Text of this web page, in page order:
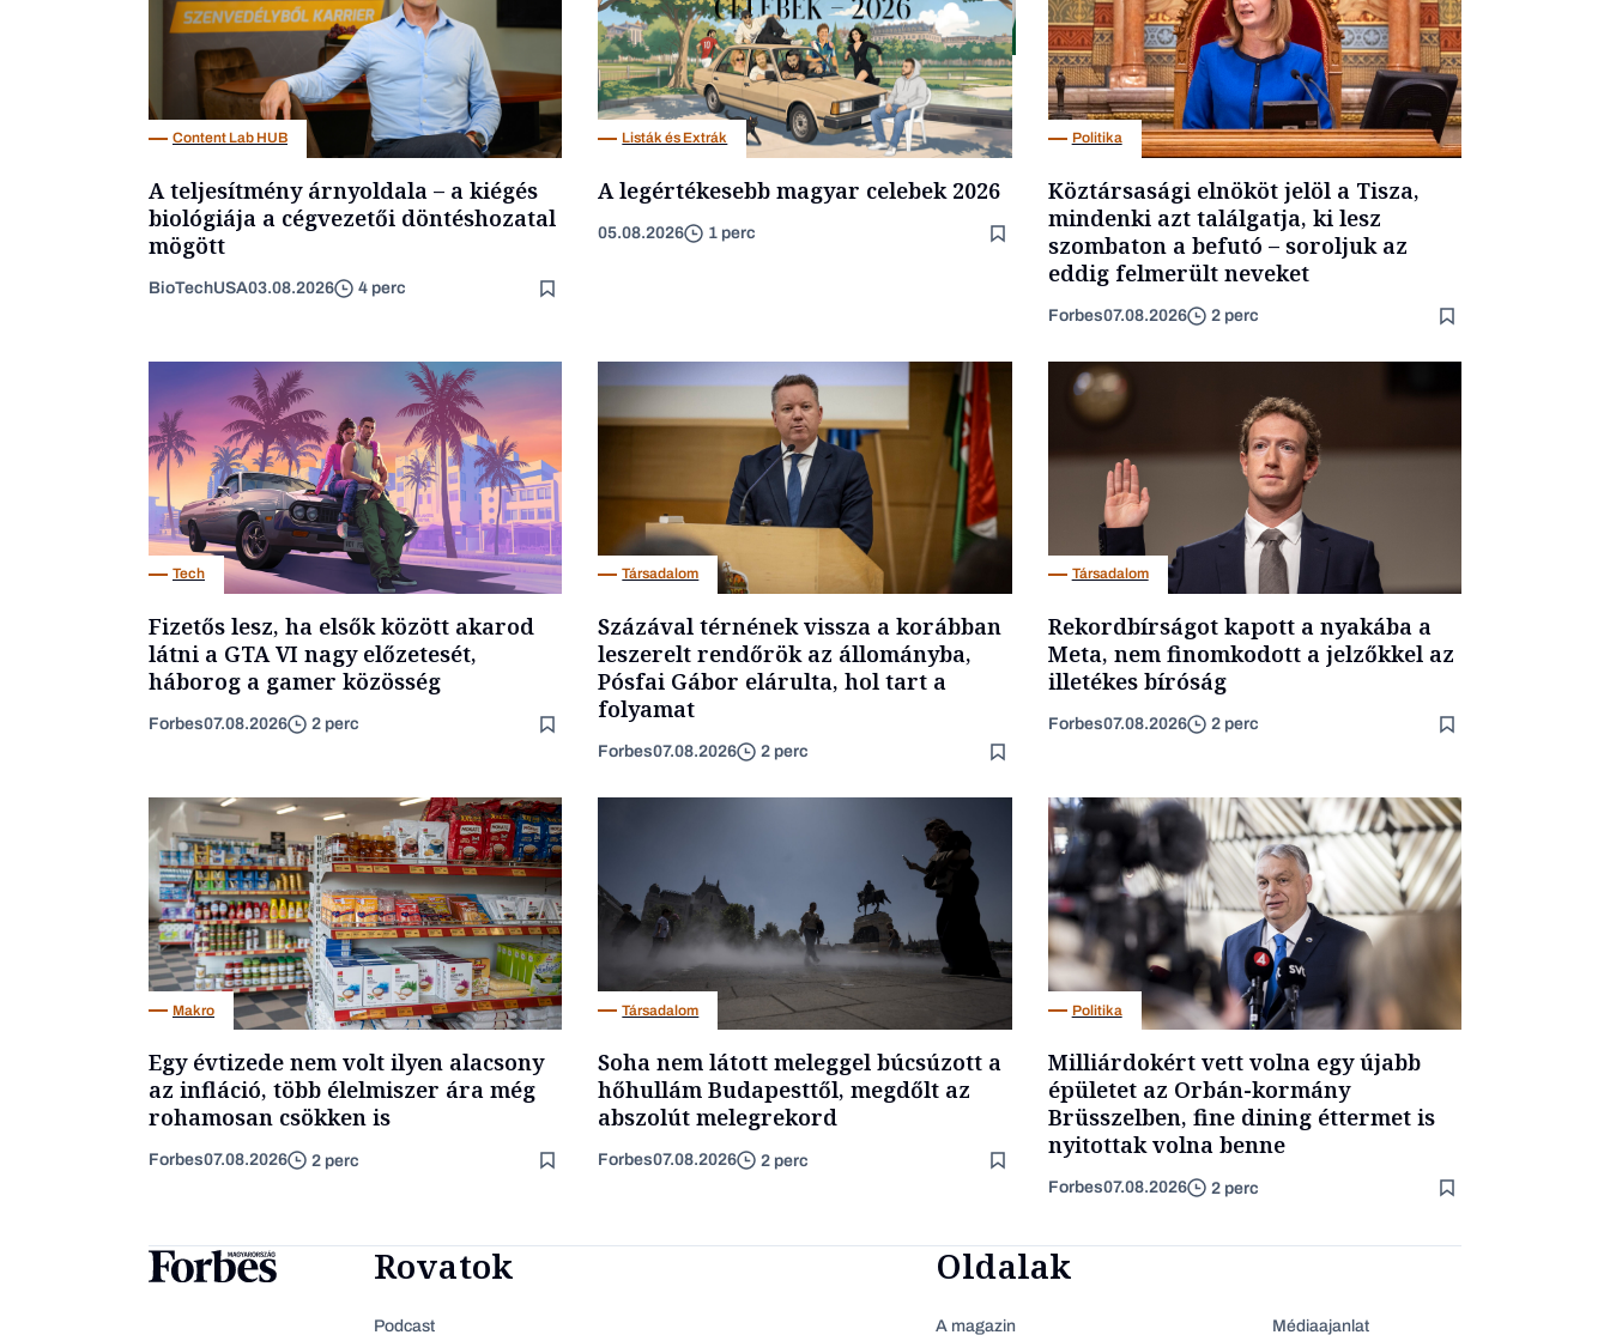
Politika
Content Lab HUB
A teljesítmény árnyoldala – a kiégés
biológiája a cégvezetői döntéshozatal
mögött
BioTechUSA03.08.2026 4 perc
Listák és Extrák
A legértékesebb magyar celebek 2026
05.08.2026 1 perc
Politika
Köztársasági elnököt jelöl a Tisza,
mindenki azt találgatja, ki lesz
szombaton a befutó – soroljuk az
eddig felmerült neveket
Forbes07.08.2026 2 perc
Tech
Fizetős lesz, ha elsők között akarod
látni a GTA VI nagy előzetesét,
háborog a gamer közösség
Forbes07.08.2026 2 perc
Társadalom
Százával térnének vissza a korábban
leszerelt rendőrök az állományba,
Pósfai Gábor elárulta, hol tart a
folyamat
Forbes07.08.2026 2 perc
Társadalom
Rekordbírságot kapott a nyakába a
Meta, nem finomkodott a jelzőkkel az
illetékes bíróság
Forbes07.08.2026 2 perc
Makro
Egy évtizede nem volt ilyen alacsony
az infláció, több élelmiszer ára még
rohamosan csökken is
Forbes07.08.2026 2 perc
Társadalom
Soha nem látott meleggel búcsúzott a
hőhullám Budapesttől, megdőlt az
abszolút melegrekord
Forbes07.08.2026 2 perc
Politika
Milliárdokért vett volna egy újabb
épületet az Orbán-kormány
Brüsszelben, fine dining éttermet is
nyitottak volna benne
Forbes07.08.2026 2 perc
Rovatok
Podcast
Oldalak
A magazin Médiaajanlat